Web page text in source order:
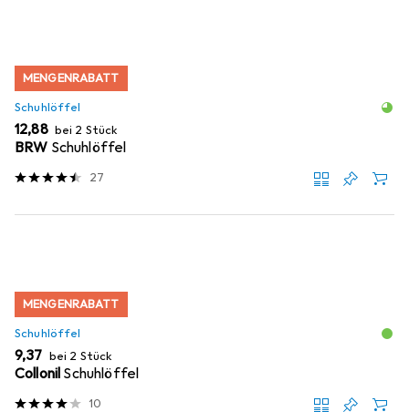
MENGENRABATT
Schuhlöffel
EUR
12,88 bei 2 Stück
BRW Schuhlöffel
27
MENGENRABATT
Schuhlöffel
EUR
9,37 bei 2 Stück
Collonil Schuhlöffel
10